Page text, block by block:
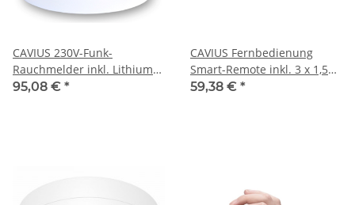
CAVIUS 230V-Funk-
Rauchmelder inkl. Lithium-
Notstrom-Batterie
95,08 € *
CAVIUS Fernbedienung
Smart-Remote inkl. 3 x 1,5V
Alkaline-Batterien
59,38 € *